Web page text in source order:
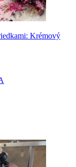
Krémový